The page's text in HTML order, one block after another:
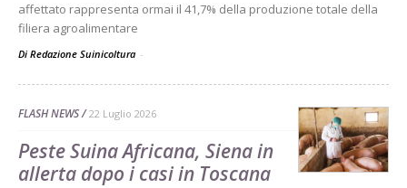
affettato rappresenta ormai il 41,7% della produzione totale della
filiera agroalimentare
Di Redazione Suinicoltura -
FLASH NEWS 22 Luglio 2026
Peste Suina Africana, Siena in
allerta dopo i casi in Toscana